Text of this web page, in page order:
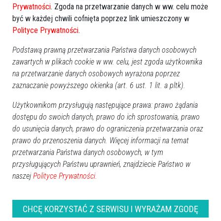
Poprzednia Następna
Ostrołęka
Powiat ostrołecki
Sport
Balujemy
Region
Polska
Kościół i społeczeństwo
TV Ostrołęka
Prywatności. Zgoda na przetwarzanie danych w ww. celu może
być w każdej chwili cofnięta poprzez link umieszczony w
Polityce Prywatności.
Podstawą prawną przetwarzania Państwa danych osobowych
zawartych w plikach cookie w ww. celu, jest zgoda użytkownika
na przetwarzanie danych osobowych wyrażona poprzez
zaznaczanie powyższego okienka (art. 6 ust. 1 lit. a pltk).
Użytkownikom przysługują następujące prawa: prawo żądania
dostępu do swoich danych, prawo do ich sprostowania, prawo
do usunięcia danych, prawo do ograniczenia przetwarzania oraz
prawo do przenoszenia danych. Więcej informacji na temat
przetwarzania Państwa danych osobowych, w tym
przysługujących Państwu uprawnień, znajdziecie Państwo w
naszej Polityce Prywatności.
CHCĘ KORZYSTAĆ Z SERWISU I WYRAŻAM ZGODĘ